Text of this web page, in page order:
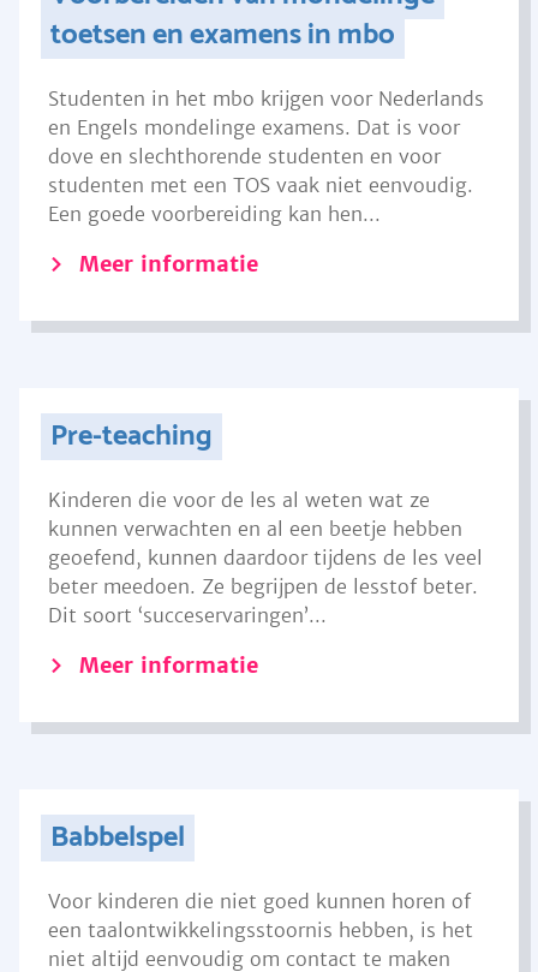
toetsen en examens in mbo
Studenten in het mbo krijgen voor Nederlands
en Engels mondelinge examens. Dat is voor
dove en slechthorende studenten en voor
studenten met een TOS vaak niet eenvoudig.
Een goede voorbereiding kan hen...
Meer informatie
Pre-teaching
Kinderen die voor de les al weten wat ze
kunnen verwachten en al een beetje hebben
geoefend, kunnen daardoor tijdens de les veel
beter meedoen. Ze begrijpen de lesstof beter.
Dit soort ‘succeservaringen’...
Meer informatie
Babbelspel
Voor kinderen die niet goed kunnen horen of
een taalontwikkelingsstoornis hebben, is het
niet altijd eenvoudig om contact te maken